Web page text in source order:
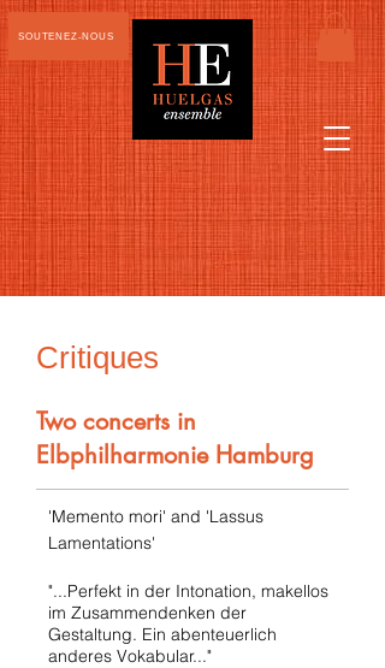
SOUTENEZ-NOUS
Critiques
Two concerts in
Elbphilharmonie Hamburg
'Memento mori' and 'Lassus
Lamentations'
"...Perfekt in der Intonation, makellos
im Zusammendenken der
Gestaltung. Ein abenteuerlich
anderes Vokabular..."